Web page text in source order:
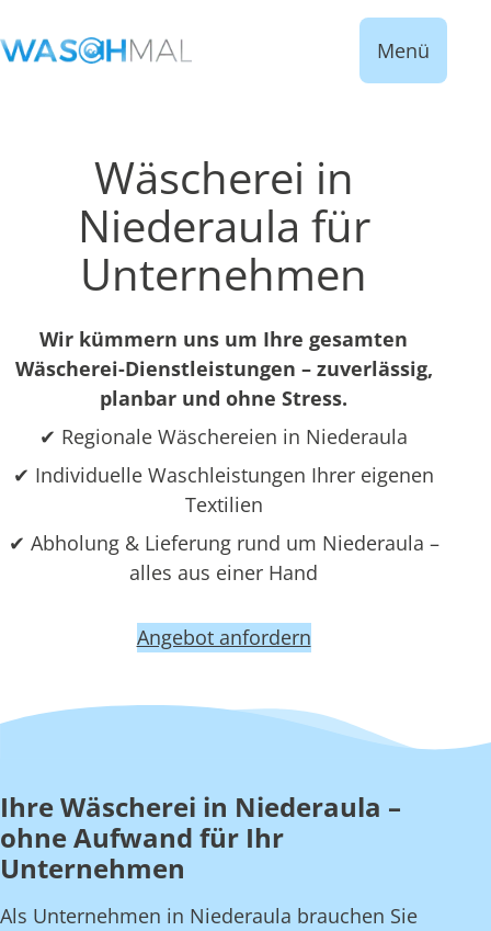
Menü
Wäscherei in
Niederaula für
Unternehmen
Wir kümmern uns um Ihre gesamten
Wäscherei-Dienstleistungen – zuverlässig,
planbar und ohne Stress.
✔ Regionale Wäschereien in Niederaula
✔ Individuelle Waschleistungen Ihrer eigenen
Textilien
✔ Abholung & Lieferung rund um Niederaula –
alles aus einer Hand
Angebot anfordern
Ihre Wäscherei in Niederaula –
ohne Aufwand für Ihr
Unternehmen
Als Unternehmen in Niederaula brauchen Sie